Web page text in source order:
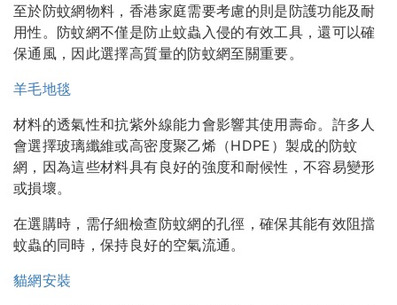
至於防蚊網物料，香港家庭需要考慮的則是防護功能及耐
用性。防蚊網不僅是防止蚊蟲入侵的有效工具，還可以確
保通風，因此選擇高質量的防蚊網至關重要。
羊毛地毯
材料的透氣性和抗紫外線能力會影響其使用壽命。許多人
會選擇玻璃纖維或高密度聚乙烯（HDPE）製成的防蚊
網，因為這些材料具有良好的強度和耐候性，不容易變形
或損壞。
在選購時，需仔細檢查防蚊網的孔徑，確保其能有效阻擋
蚊蟲的同時，保持良好的空氣流通。
貓網安裝